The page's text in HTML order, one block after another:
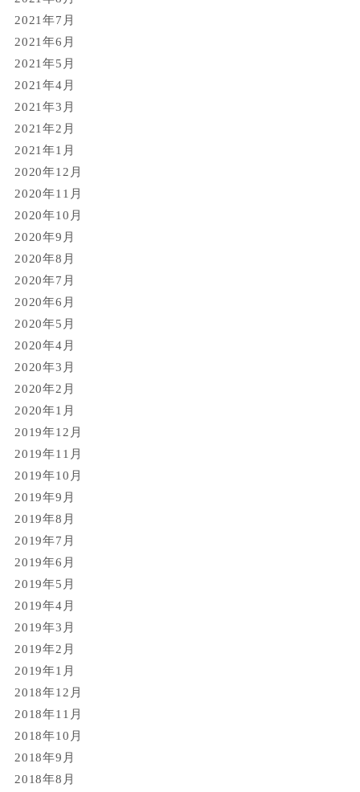
2021年7月
2021年6月
2021年5月
2021年4月
2021年3月
2021年2月
2021年1月
2020年12月
2020年11月
2020年10月
2020年9月
2020年8月
2020年7月
2020年6月
2020年5月
2020年4月
2020年3月
2020年2月
2020年1月
2019年12月
2019年11月
2019年10月
2019年9月
2019年8月
2019年7月
2019年6月
2019年5月
2019年4月
2019年3月
2019年2月
2019年1月
2018年12月
2018年11月
2018年10月
2018年9月
2018年8月